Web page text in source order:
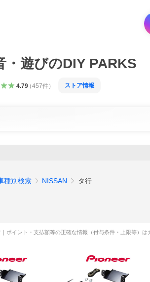
・遊びのDIY PARKS
4.79（457件） ストア情報
種別検索 NISSAN タ行
ポイント・支払額等の正確な情報（付与条件・上限等）